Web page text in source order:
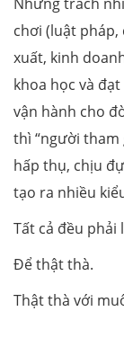
chơi (luật
xuất, kinh
khoa học và
vận hành cho
thì “người tham
hấp thụ, chịu
tạo ra nhiều
Tất cả đều phải
Để thật thà.
Thật thà với